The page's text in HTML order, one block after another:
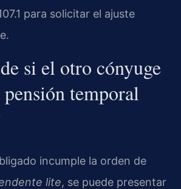
para solicitar el ajuste
si el otro cónyuge
temporal
incumple la orden de
lite, se puede presentar